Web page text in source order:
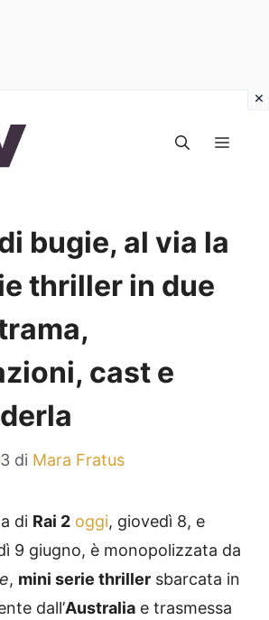
bugie, al via la
thriller in due
cast e
di Mara Fratus
di Rai 2 oggi, giovedì 8, e
9 giugno, è monopolizzata da
, mini serie thriller sbarcata in
dall’Australia e trasmessa